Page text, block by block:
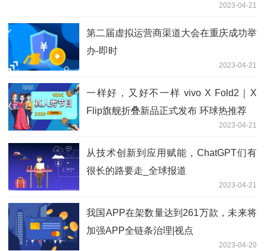
2023-04-21
第二届虚拟运营商渠道大会在重庆成功举
办-即时
2023-04-21
一样好，又好不一样 vivo X Fold2｜X
Flip旗舰折叠新品正式发布 环球热推荐
2023-04-21
从技术创新到应用赋能，ChatGPT们有
很长的路要走_全球报道
2023-04-21
我国APP在架数量达到261万款，未来将
加强APP全链条治理|视点
2023-04-20